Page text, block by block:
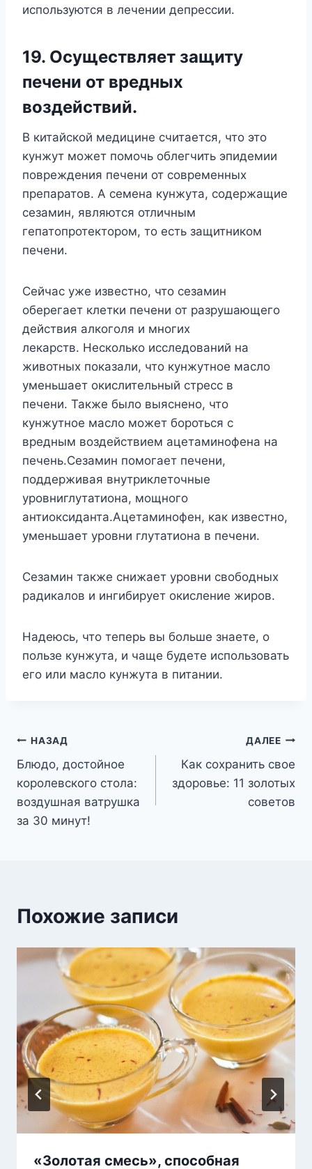
используются в лечении депрессии.
19. Осуществляет защиту
печени от вредных
воздействий.
В китайской медицине считается, что это
кунжут может помочь облегчить эпидемии
повреждения печени от современных
препаратов. А семена кунжута, содержащие
сезамин, являются отличным
гепатопротектором, то есть защитником
печени.
Сейчас уже известно, что сезамин
оберегает клетки печени от разрушающего
действия алкоголя и многих
лекарств. Несколько исследований на
животных показали, что кунжутное масло
уменьшает окислительный стресс в
печени. Также было выяснено, что
кунжутное масло может бороться с
вредным воздействием ацетаминофена на
печень.Сезамин помогает печени,
поддерживая внутриклеточные
уровниглутатиона, мощного
антиоксиданта.Ацетаминофен, как известно,
уменьшает уровни глутатиона в печени.
Сезамин также снижает уровни свободных
радикалов и ингибирует окисление жиров.
Надеюсь, что теперь вы больше знаете, о
пользе кунжута, и чаще будете использовать
его или масло кунжута в питании.
Навигация
по
записям
НАЗАД
Блюдо, достойное
королевского стола:
воздушная ватрушка
за 30 минут!
ДАЛЕЕ
Как сохранить свое
здоровье: 11 золотых
советов
Похожие записи
«Золотая смесь», способная